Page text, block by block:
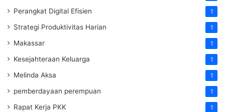
Perangkat Digital Efisien 1
Strategi Produktivitas Harian 1
Makassar 1
Kesejahteraan Keluarga 1
Melinda Aksa 1
pemberdayaan perempuan 1
Rapat Kerja PKK 1